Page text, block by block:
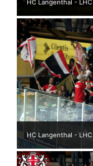
HC Langenthal - LHC
HC Langenthal - LHC